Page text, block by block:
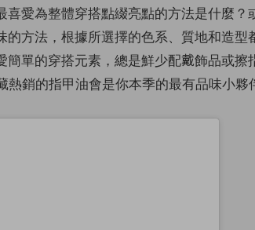
愛為整體穿搭點綴亮點的方法是什麼？
方法，根據所選擇的色系、質地和造型
單的穿搭元素，總是鮮少配戴飾品或擦
銷的指甲油會是你本季的最有品味小夥